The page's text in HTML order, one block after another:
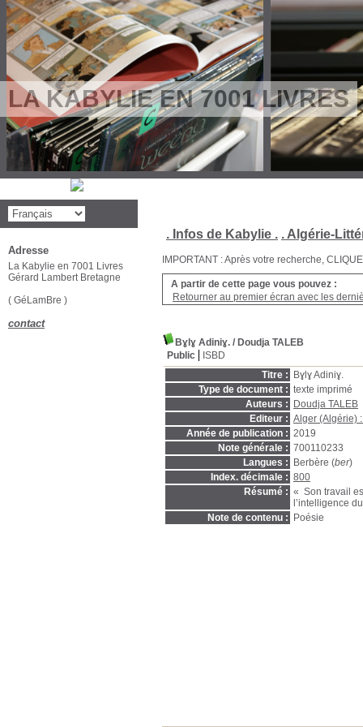
LA KABYLIE EN 7001 LIVRES
. Infos de Kabylie . . Algérie-
IMPORTANT : Après votre recherche,
A partir de cette page vous pouvez :
Retourner au premier écran avec les
Bɣlɣ Adiniɣ. / Doudja TALEB
Public
ISBD
Titre :
Bɣlɣ Adiniɣ.
Type de document : texte imprimé
Auteurs :
Doudja TALEB
Editeur : Alger (Algérie)
Année de publication : 2019
Note générale : 700110233
Langues :
Berbère (ber)
Index. décimale : 800
Résumé : « Son travail
l’intelligence
Note de contenu :
Poésie
Adresse
La Kabylie en 7001 Livres
Gérard Lambert Bretagne
( GéLamBre )
contact